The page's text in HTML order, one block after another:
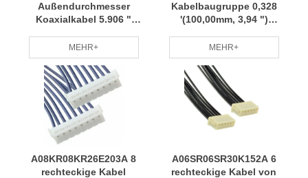
Außendurchmesser
Koaxialkabel 5.906 "
Kleinserie Anpassung
professionelles Team RCD
MEHR+
Kabelbaugruppe 0,328
'(100,00mm, 3,94 ")
Professionelles Team
Regelmäßige Wartung
RCD
MEHR+
A08KR08KR26E203A 8
rechteckige Kabel
A06SR06SR30K152A 6
rechteckige Kabel von